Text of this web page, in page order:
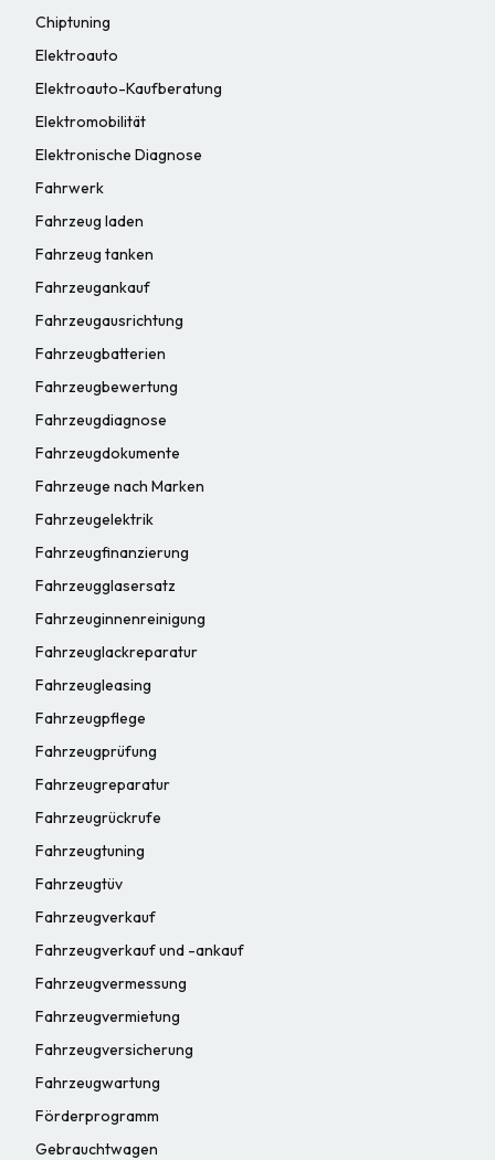
Chiptuning
Elektroauto
Elektroauto-Kaufberatung
Elektromobilität
Elektronische Diagnose
Fahrwerk
Fahrzeug laden
Fahrzeug tanken
Fahrzeugankauf
Fahrzeugausrichtung
Fahrzeugbatterien
Fahrzeugbewertung
Fahrzeugdiagnose
Fahrzeugdokumente
Fahrzeuge nach Marken
Fahrzeugelektrik
Fahrzeugfinanzierung
Fahrzeugglasersatz
Fahrzeuginnenreinigung
Fahrzeuglackreparatur
Fahrzeugleasing
Fahrzeugpflege
Fahrzeugprüfung
Fahrzeugreparatur
Fahrzeugrückrufe
Fahrzeugtuning
Fahrzeugtüv
Fahrzeugverkauf
Fahrzeugverkauf und -ankauf
Fahrzeugvermessung
Fahrzeugvermietung
Fahrzeugversicherung
Fahrzeugwartung
Förderprogramm
Gebrauchtwagen